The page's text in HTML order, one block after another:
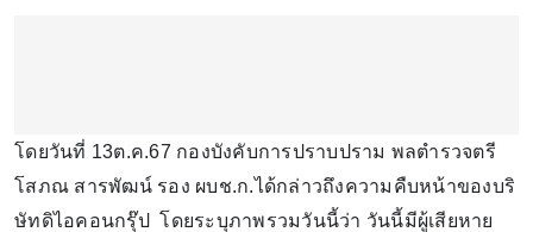
โดยวันที่ 13ต.ค.67 กองบังคับการปราบปราม พลตำรวจตรี
โสภณ สารพัฒน์ รอง ผบช.ก.ได้กล่าวถึงความคืบหน้าของบริ
ษัทดิไอคอนกรุ๊ป โดยระบุภาพรวมวันนี้ว่า วันนี้มีผู้เสียหาย